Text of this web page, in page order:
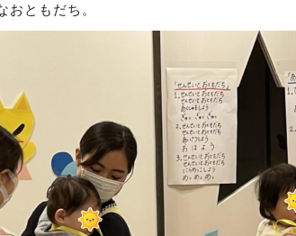
おともだち。